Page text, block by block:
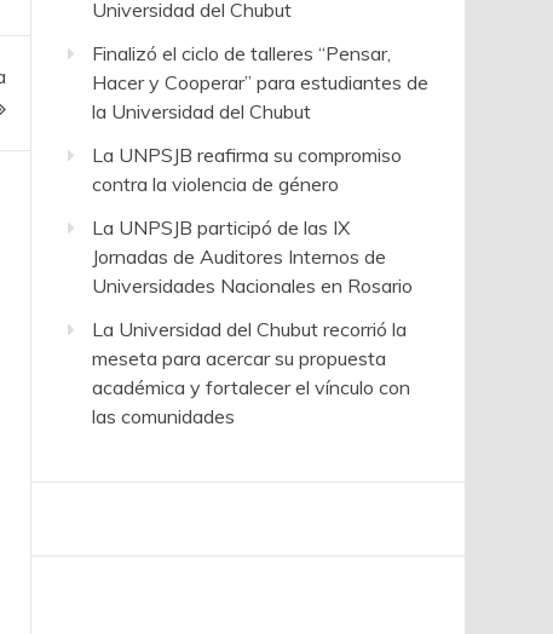
Universidad del Chubut
Finalizó el ciclo de talleres “Pensar,
Hacer y Cooperar” para estudiantes de
la Universidad del Chubut
La UNPSJB reafirma su compromiso
contra la violencia de género
La UNPSJB participó de las IX
Jornadas de Auditores Internos de
Universidades Nacionales en Rosario
La Universidad del Chubut recorrió la
meseta para acercar su propuesta
académica y fortalecer el vínculo con
las comunidades